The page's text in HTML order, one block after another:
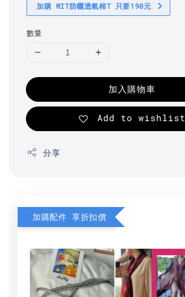
加購 MIT防曬透氣棉T 只要190元
數量
加入購物車
Add to wishlist
分享
加購配件 享折扣價